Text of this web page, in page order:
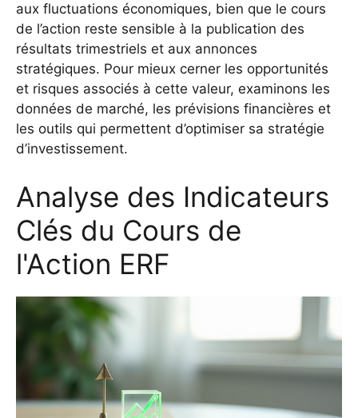
aux fluctuations économiques, bien que le cours
de l’action reste sensible à la publication des
résultats trimestriels et aux annonces
stratégiques. Pour mieux cerner les opportunités
et risques associés à cette valeur, examinons les
données de marché, les prévisions financières et
les outils qui permettent d’optimiser sa stratégie
d’investissement.
Analyse des Indicateurs
Clés du Cours de
l'Action ERF